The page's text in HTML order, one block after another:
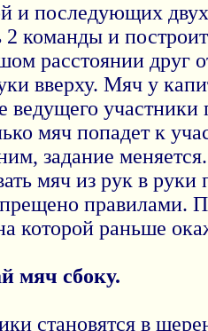
и последующих
2 команды и
расстоянии друг
вверху. Мяч у
ведущего участники
мяч попадет к
задание
мяч из рук в руки
правилами.
которой раньше
мяч сбоку.
становятся в